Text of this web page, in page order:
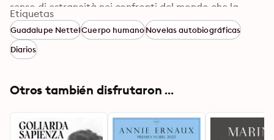
senso di estraneità nei confronti del mondo che la
circonda.
© El cuerpo en que nací c/o Indent Literary Agency
www.indentagency.com
Per la traduzione italiana © La Nuova Frontiera, 2022
Etiquetas
Guadalupe NettelCuerpo humanoNovelas autobiográficas
Diarios
Otros también disfrutaron ...